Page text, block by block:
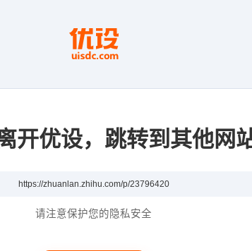
开优设，跳转到其他网
请注意保护您的隐私安全